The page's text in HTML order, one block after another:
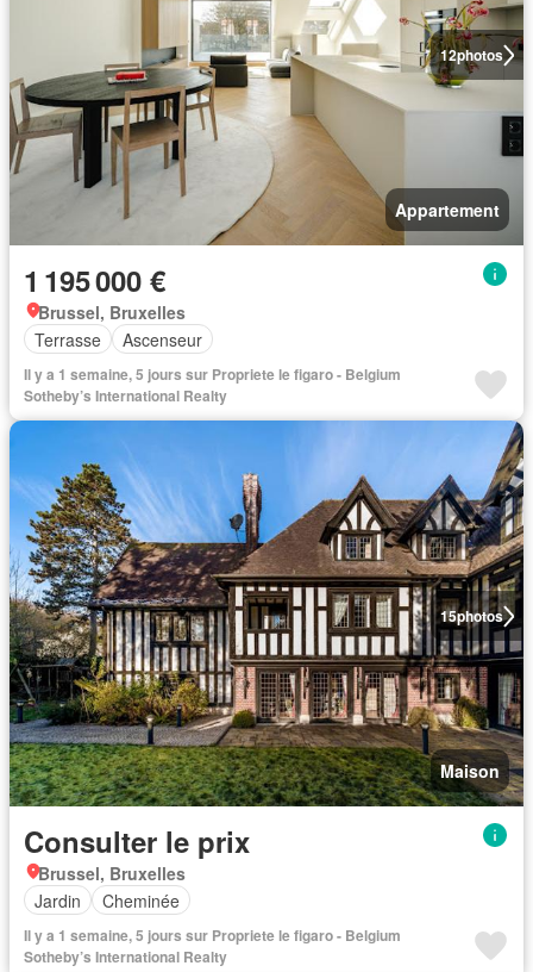
12photos
Appartement
1 195 000 €
Brussel, Bruxelles
Terrasse
Ascenseur
Il y a 1 semaine, 5 jours sur Propriete le figaro - Belgium
Sotheby’s International Realty
15photos
Maison
Consulter le prix
Brussel, Bruxelles
Jardin
Cheminée
Il y a 1 semaine, 5 jours sur Propriete le figaro - Belgium
Sotheby’s International Realty